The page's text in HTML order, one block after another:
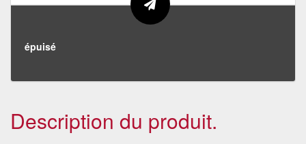
épuisé
Description du produit.